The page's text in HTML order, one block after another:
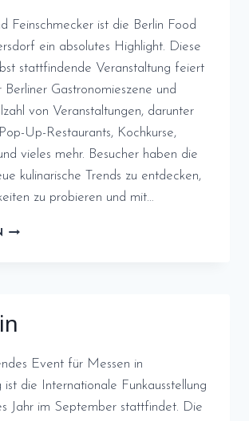
Feinschmecker ist die Berlin Food
ein absolutes Highlight. Diese
stattfindende Veranstaltung feiert
Gastronomieszene und
von Veranstaltungen, darunter
Up-Restaurants, Kochkurse,
vieles mehr. Besucher haben die
kulinarische Trends zu entdecken,
zu probieren und mit…
BERLIN
Event für Messen in
die Internationale Funkausstellung
Jahr im September stattfindet. Die